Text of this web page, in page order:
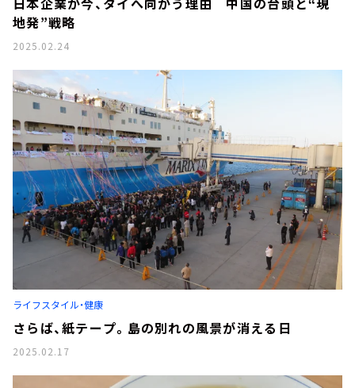
地発”戦略
2025.02.24
ライフスタイル・健康
さらば、紙テープ。島の別れの風景が消える日
2025.02.17